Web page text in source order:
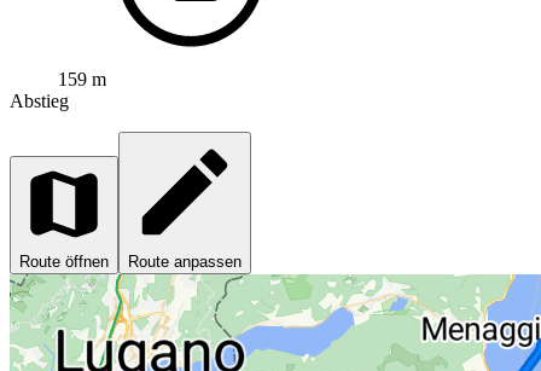
159 m
Abstieg
Route öffnen Route anpassen